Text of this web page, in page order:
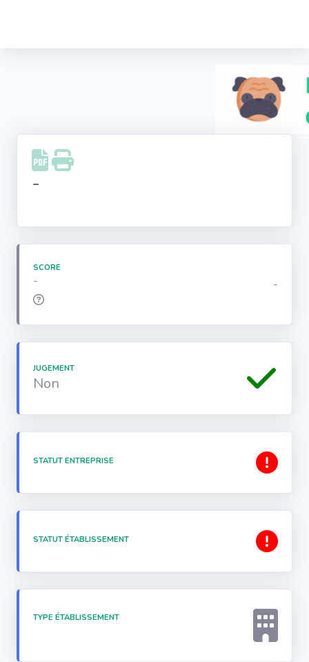
Facebook
Instagram
-
SCORE
- -
JUGEMENT
Non
STATUT ENTREPRISE
STATUT ÉTABLISSEMENT
TYPE ÉTABLISSEMENT